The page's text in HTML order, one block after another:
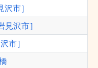
市］
沢市］
市］